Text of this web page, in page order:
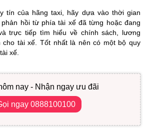
tín của hãng taxi, hãy dựa vào thời gian
hồi từ phía tài xế đã từng hoặc đang
trực tiếp tìm hiểu về chính sách, lương
cho tài xế. Tốt nhất là nên có một bộ quy
xế.
nay - Nhận ngay ưu đãi
ngay 0888100100